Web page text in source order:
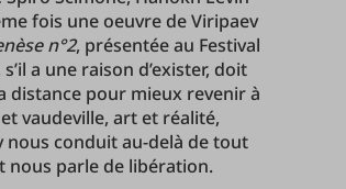
fois une oeuvre de Viripaev
n°2, présentée au Festival
a une raison d’exister, doit
distance pour mieux revenir à
vaudeville, art et réalité,
conduit au-delà de tout
nous parle de libération.